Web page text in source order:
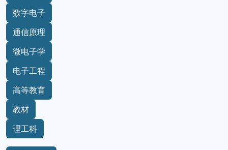
数字电子
通信原理
微电子学
电子工程
高等教育
教材
理工科